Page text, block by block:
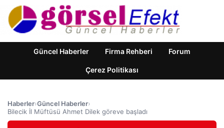
Güncel Haberler Firma Rehberi Forum
Çerez Politikası
Haberler›Güncel Haberler›
Bilecik İl Müftüsü Ahmet Dilek göreve başladı